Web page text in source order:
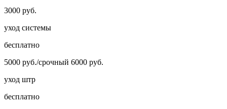
3000 руб.
уход системы
бесплатно
5000 руб./срочный 6000 руб.
уход штр
бесплатно